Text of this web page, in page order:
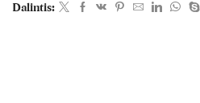
Dalintis: